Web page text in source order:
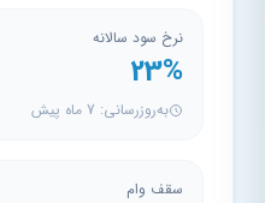
نرخ سود سالانه
23%
به‌روزرسانی: 7 ماه پیش
سقف وام